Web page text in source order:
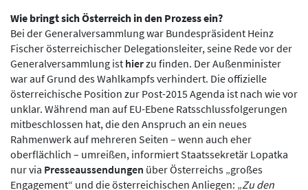
Wie bringt sich Österreich in den Prozess ein?
Bei der Generalversammlung war Bundespräsident Heinz
Fischer österreichischer Delegationsleiter, seine Rede vor der
Generalversammlung ist hierzu finden. Der Außenminister
war auf Grund des Wahlkampfs verhindert. Die offizielle
österreichische Position zur Post-2015 Agenda ist nach wie vor
unklar. Während man auf EU-Ebene Ratsschlussfolgerungen
mitbeschlossen hat, die den Anspruch an ein neues
Rahmenwerk auf mehreren Seiten – wenn auch eher
oberflächlich – umreißen, informiert Staatssekretär Lopatka
nur via Presseaussendungen über Österreichs „großes
Engagement“ und die österreichischen Anliegen: „Zu den